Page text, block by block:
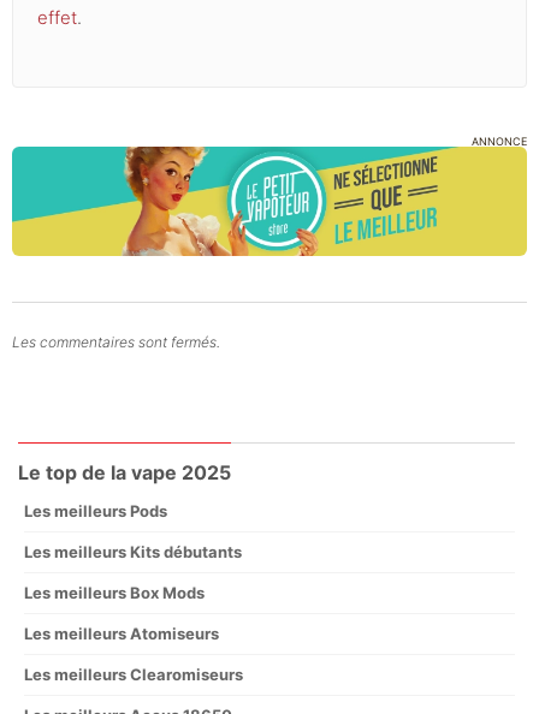
effet.
ANNONCE
Les commentaires sont fermés.
Le top de la vape 2025
Les meilleurs Pods
Les meilleurs Kits débutants
Les meilleurs Box Mods
Les meilleurs Atomiseurs
Les meilleurs Clearomiseurs